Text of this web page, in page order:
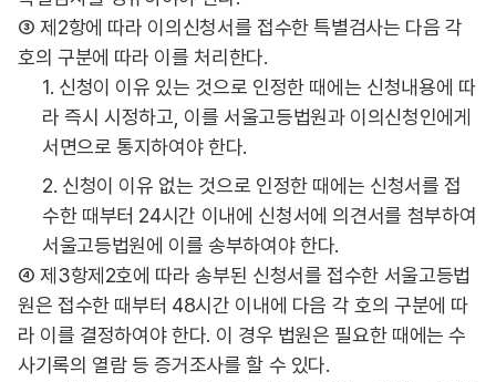
③ 제2항에 따라 이의신청서를 접수한 특별검사는 다음 각
호의 구분에 따라 이를 처리한다.
1. 신청이 이유 있는 것으로 인정한 때에는 신청내용에 따
라 즉시 시정하고, 이를 서울고등법원과 이의신청인에게
서면으로 통지하여야 한다.
2. 신청이 이유 없는 것으로 인정한 때에는 신청서를 접
수한 때부터 24시간 이내에 신청서에 의견서를 첨부하여
서울고등법원에 이를 송부하여야 한다.
④ 제3항제2호에 따라 송부된 신청서를 접수한 서울고등법
원은 접수한 때부터 48시간 이내에 다음 각 호의 구분에 따
라 이를 결정하여야 한다. 이 경우 법원은 필요한 때에는 수
사기록의 열람 등 증거조사를 할 수 있다.